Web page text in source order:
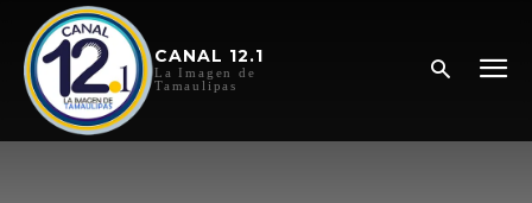
CANAL 12.1
La Imagen de
Tamaulipas